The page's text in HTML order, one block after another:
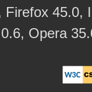
Firefox 45.0,
Opera